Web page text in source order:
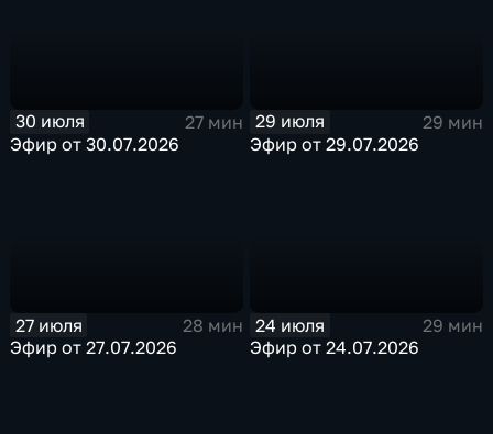
30 июля
27 мин
Эфир от 30.07.2026
29 июля
29 мин
Эфир от 29.07.2026
27 июля
28 мин
Эфир от 27.07.2026
24 июля
29 мин
Эфир от 24.07.2026